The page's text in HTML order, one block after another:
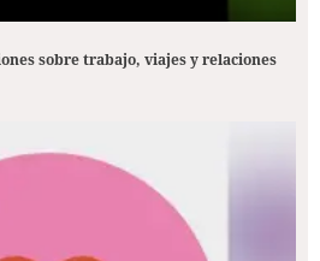
sobre trabajo, viajes y relaciones